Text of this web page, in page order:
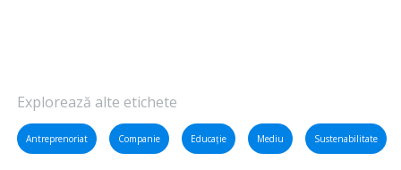
Explorează alte etichete
Antreprenoriat Companie Educație Mediu Sustenabilitate